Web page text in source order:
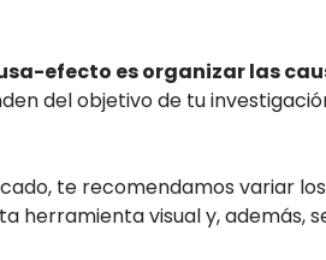
efecto es organizar las
del objetivo de tu
te recomendamos variar
herramienta visual y, además,